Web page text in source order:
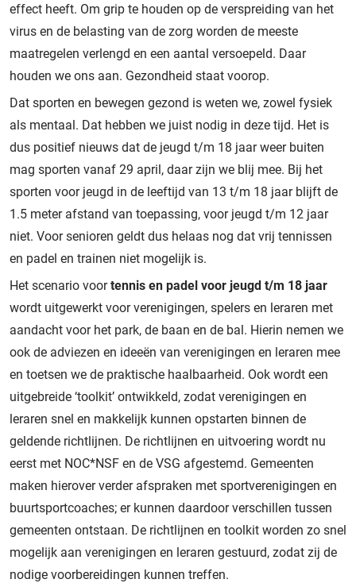
effect heeft. Om grip te houden op de verspreiding van het
virus en de belasting van de zorg worden de meeste
maatregelen verlengd en een aantal versoepeld. Daar
houden we ons aan. Gezondheid staat voorop.
Dat sporten en bewegen gezond is weten we, zowel fysiek
als mentaal. Dat hebben we juist nodig in deze tijd. Het is
dus positief nieuws dat de jeugd t/m 18 jaar weer buiten
mag sporten vanaf 29 april, daar zijn we blij mee. Bij het
sporten voor jeugd in de leeftijd van 13 t/m 18 jaar blijft de
1.5 meter afstand van toepassing, voor jeugd t/m 12 jaar
niet. Voor senioren geldt dus helaas nog dat vrij tennissen
en padel en trainen niet mogelijk is.
Het scenario voortennis en padel voor jeugd t/m 18 jaar
wordt uitgewerkt voor verenigingen, spelers en leraren met
aandacht voor het park, de baan en de bal. Hierin nemen we
ook de adviezen en ideeën van verenigingen en leraren mee
en toetsen we de praktische haalbaarheid. Ook wordt een
uitgebreide ‘toolkit’ ontwikkeld, zodat verenigingen en
leraren snel en makkelijk kunnen opstarten binnen de
geldende richtlijnen. De richtlijnen en uitvoering wordt nu
eerst met NOC*NSF en de VSG afgestemd. Gemeenten
maken hierover verder afspraken met sportverenigingen en
buurtsportcoaches; er kunnen daardoor verschillen tussen
gemeenten ontstaan. De richtlijnen en toolkit worden zo snel
mogelijk aan verenigingen en leraren gestuurd, zodat zij de
nodige voorbereidingen kunnen treffen.